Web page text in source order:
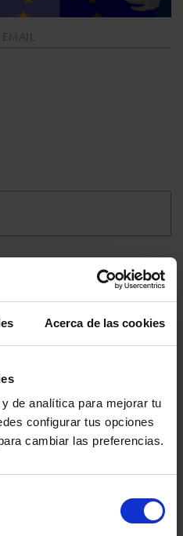
Acerca de las cookies
de analítica para mejorar tu
configurar tus opciones
cambiar las preferencias.